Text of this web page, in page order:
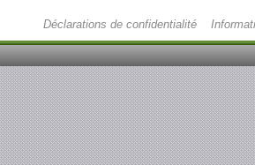
Déclarations de confidentialité